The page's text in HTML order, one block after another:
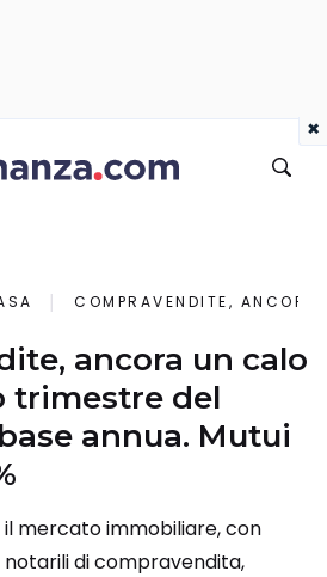
COMPRAVENDITE,
ancora un calo
trimestre del
annua. Mutui
il mercato immobiliare, con
notarili di compravendita,
×